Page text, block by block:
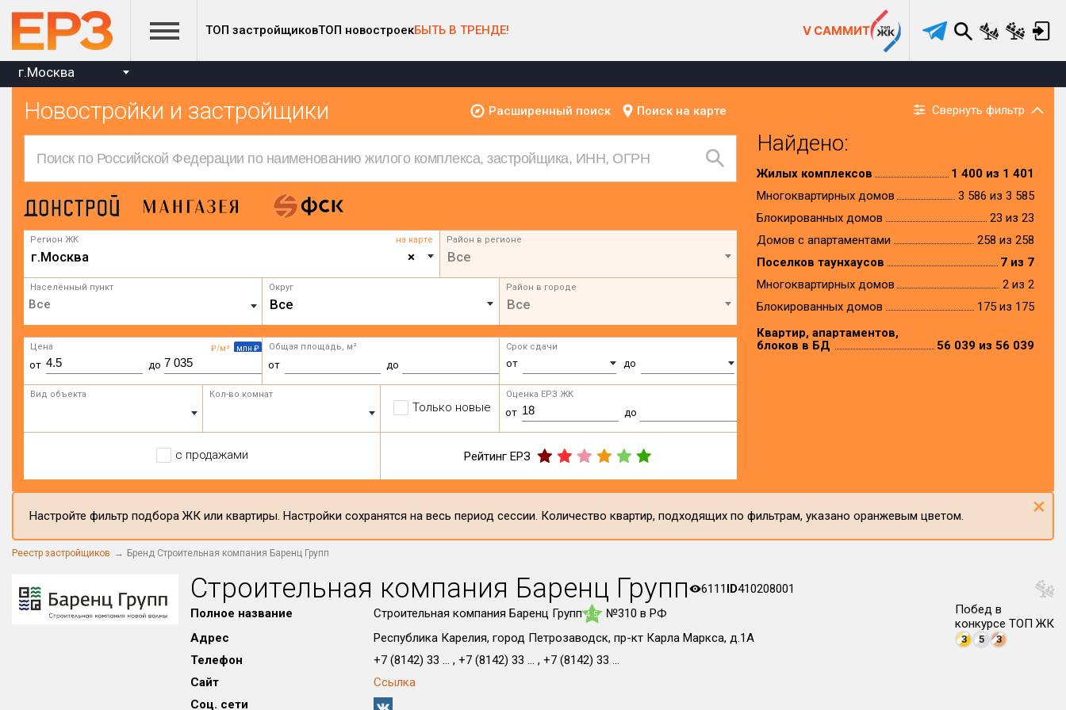
ТОП застройщиковТОП новостроекБЫТЬ В ТРЕНДЕ! V САММИТ
г.Москва
Новостройки и застройщики Расширенный поиск Поиск на карте Свернуть фильтр
Регион ЖК на карте
×
г.Москва
Район в регионе
Все
Населённый пункт Округ
Все
Район в городе
Все
₽/м² млн ₽
Цена
от до
Общая площадь, м²
от до
Срок сдачи
от до
Вид объекта Кол-во комнат
Только новые
Оценка ЕРЗ ЖК
от до
с продажами Рейтинг ЕРЗ
Найдено:
Жилых комплексов
1 400 из 1 401
Многоквартирных домов
3 586 из 3 585
Блокированных домов
23 из 23
Домов с апартаментами
258 из 258
Поселков таунхаусов
7 из 7
Многоквартирных домов
2 из 2
Блокированных домов
175 из 175
Квартир, апартаментов,
блоков в БД
56 039 из 56 039
Настройте фильтр подбора ЖК или квартиры. Настройки сохранятся на весь период сессии. Количество квартир, подходящих по фильтрам, указано оранжевым цветом. ×
Реестр застройщиков Бренд Строительная компания Баренц Групп
Строительная компания Баренц Групп 6111 ID410208001
Полное название
Строительная компания Баренц Групп 4.5
№310 в РФ
Адрес
Республика Карелия, город Петрозаводск, пр-кт Карла Маркса, д.1А
Телефон
+7 (8142) 33 ... , +7 (8142) 33 ... , +7 (8142) 33 ...
Сайт
Ссылка
Соц. сети
Побед в
конкурсе ТОП ЖК
3 5 3